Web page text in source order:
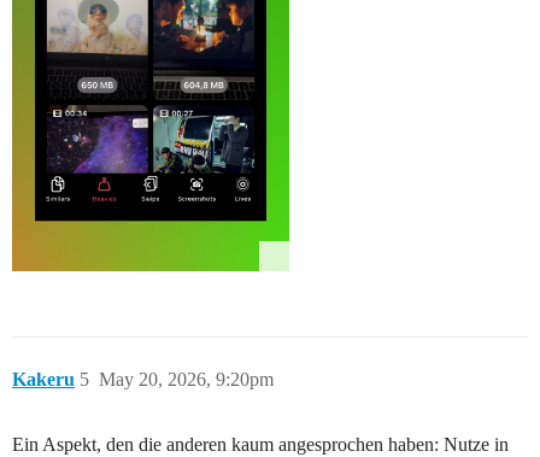
Kakeru May 20, 2026, 9:20pm
5
Ein Aspekt, den die anderen kaum angesprochen haben: Nutze in